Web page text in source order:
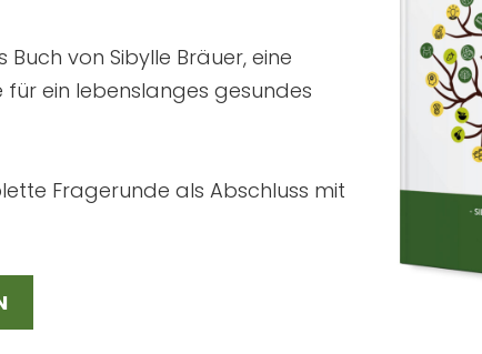
von Sibylle Bräuer, eine
ein lebenslanges gesundes
Fragerunde als Abschluss mit